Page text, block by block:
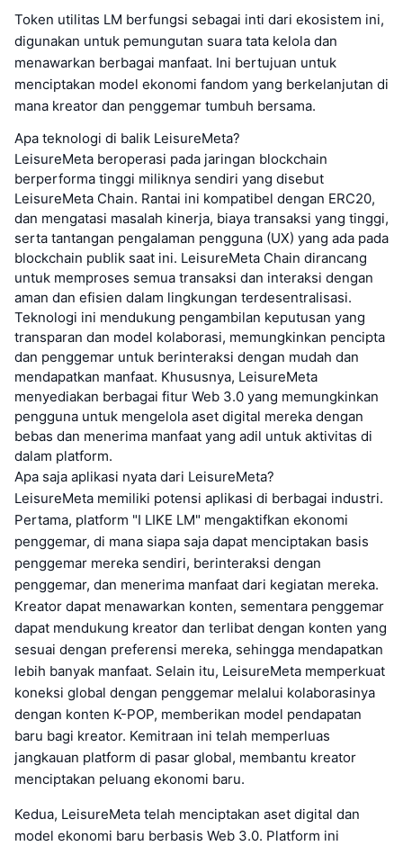
Token utilitas LM berfungsi sebagai inti dari ekosistem ini,
digunakan untuk pemungutan suara tata kelola dan
menawarkan berbagai manfaat. Ini bertujuan untuk
menciptakan model ekonomi fandom yang berkelanjutan di
mana kreator dan penggemar tumbuh bersama.
Apa teknologi di balik LeisureMeta?
LeisureMeta beroperasi pada jaringan blockchain
berperforma tinggi miliknya sendiri yang disebut
LeisureMeta Chain. Rantai ini kompatibel dengan ERC20,
dan mengatasi masalah kinerja, biaya transaksi yang tinggi,
serta tantangan pengalaman pengguna (UX) yang ada pada
blockchain publik saat ini. LeisureMeta Chain dirancang
untuk memproses semua transaksi dan interaksi dengan
aman dan efisien dalam lingkungan terdesentralisasi.
Teknologi ini mendukung pengambilan keputusan yang
transparan dan model kolaborasi, memungkinkan pencipta
dan penggemar untuk berinteraksi dengan mudah dan
mendapatkan manfaat. Khususnya, LeisureMeta
menyediakan berbagai fitur Web 3.0 yang memungkinkan
pengguna untuk mengelola aset digital mereka dengan
bebas dan menerima manfaat yang adil untuk aktivitas di
dalam platform.
Apa saja aplikasi nyata dari LeisureMeta?
LeisureMeta memiliki potensi aplikasi di berbagai industri.
Pertama, platform "I LIKE LM" mengaktifkan ekonomi
penggemar, di mana siapa saja dapat menciptakan basis
penggemar mereka sendiri, berinteraksi dengan
penggemar, dan menerima manfaat dari kegiatan mereka.
Kreator dapat menawarkan konten, sementara penggemar
dapat mendukung kreator dan terlibat dengan konten yang
sesuai dengan preferensi mereka, sehingga mendapatkan
lebih banyak manfaat. Selain itu, LeisureMeta memperkuat
koneksi global dengan penggemar melalui kolaborasinya
dengan konten K-POP, memberikan model pendapatan
baru bagi kreator. Kemitraan ini telah memperluas
jangkauan platform di pasar global, membantu kreator
menciptakan peluang ekonomi baru.
Kedua, LeisureMeta telah menciptakan aset digital dan
model ekonomi baru berbasis Web 3.0. Platform ini